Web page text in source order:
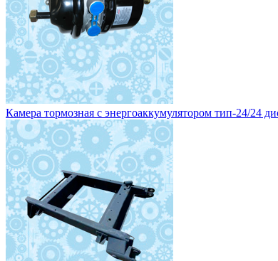
Камера тормозная с энергоаккумулятором тип-24/24